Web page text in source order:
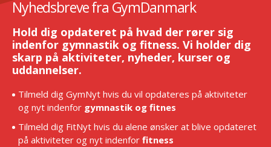
Nyhedsbreve fra GymDanmark
Hold dig opdateret på hvad der rører sig
indenfor gymnastik og fitness. Vi holder dig
skarp på aktiviteter, nyheder, kurser og
uddannelser.
Tilmeld dig GymNyt hvis du vil opdateres på aktiviteter
og nyt indenfor gymnastik og fitnes
Tilmeld dig FitNyt hvis du alene ønsker at blive opdateret
på aktiviteter og nyt indenfor fitness